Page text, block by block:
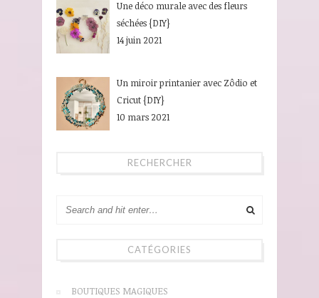
Une déco murale avec des fleurs
séchées {DIY}
14 juin 2021
Un miroir printanier avec Zôdio et
Cricut {DIY}
10 mars 2021
RECHERCHER
CATÉGORIES
BOUTIQUES MAGIQUES